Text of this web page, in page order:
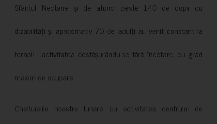
Sfântul Nectarie și de atunci peste 140 de copii cu
dizabilități și aproximativ 70 de adulți au venit constant la
terapii , activitatea desfășurându-se fără încetare, cu grad
maxim de ocupare.
Cheltuielile noastre lunare cu activitatea centrului de